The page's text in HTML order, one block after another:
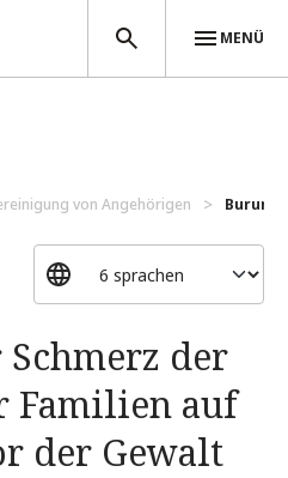
MENÜ
von Angehörigen
der
Familien auf
der Gewalt